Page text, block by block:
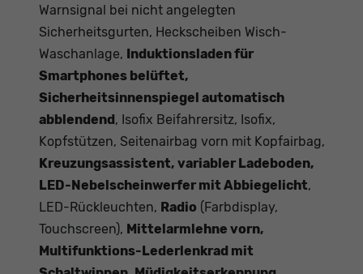
Warnsignal bei nicht angelegten
Sicherheitsgurten, Heckscheiben Wisch-
Waschanlage, Induktionsladen für
Smartphones belüftet,
Sicherheitsinnenspiegel automatisch
abblendend , Isofix Beifahrersitz, Isofix,
Kopfstützen, Seitenairbag vorn mit Kopfairbag,
Kreuzungsassistent, variabler Ladeboden,
LED-Nebelscheinwerfer mit Abbiegelicht,
LED-Rückleuchten, Radio (Farbdisplay,
Touchscreen), Mittelarmlehne vorn,
Multifunktions-Lederlenkrad mit